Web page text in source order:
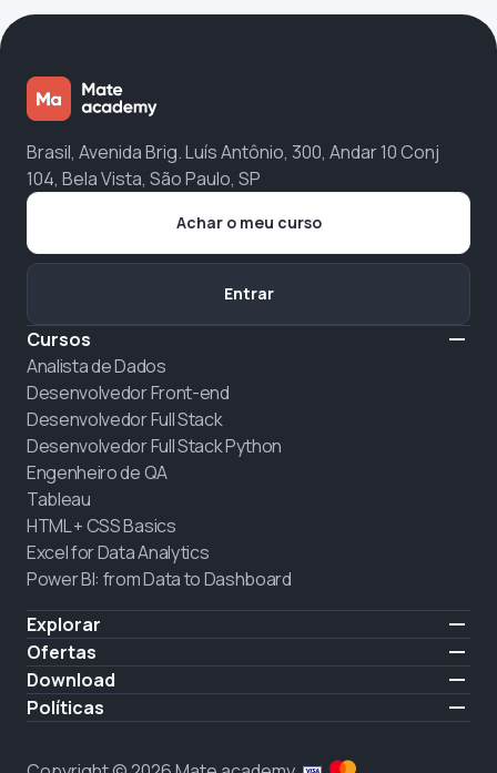
Brasil, Avenida Brig. Luís Antônio, 300, Andar 10 Conj
104, Bela Vista, São Paulo, SP
Cursos
Analista de Dados
Desenvolvedor Front-end
Desenvolvedor Full Stack
Desenvolvedor Full Stack Python
Engenheiro de QA
Tableau
HTML + CSS Basics
Excel for Data Analytics
Power BI: from Data to Dashboard
Explorar
Preço
Sobre nós
Carreiras
Ofertas
Contratar alunos
Download
iOS
Políticas
Politica de privacidade
Achar o meu curso
Entrar